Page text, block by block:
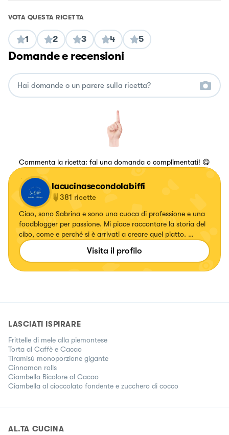
VOTA QUESTA RICETTA
1 2 3 4 5
Domande e recensioni
Commenta la ricetta: fai una domanda o complimentati! 😋
lacucinasecondolabiffi
381 ricette
Ciao, sono Sabrina e sono una cuoca di professione e una
foodblogger per passione. Mi piace raccontare la storia del
cibo, come e perché si è arrivati a creare quel piatto. 👩🏻‍🍳
❤️
Visita il profilo
LASCIATI ISPIRARE
Frittelle di mele alla piemontese
Torta al Caffè e Cacao
Tiramisù monoporzione gigante
Cinnamon rolls
Ciambella Bicolore al Cacao
Ciambella al cioccolato fondente e zucchero di cocco
AL.TA CUCINA